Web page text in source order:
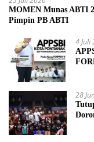
MOMEN Munas ABTI
Pimpin PB ABTI
4 Juli
28